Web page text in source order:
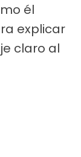
él
explicar
claro al